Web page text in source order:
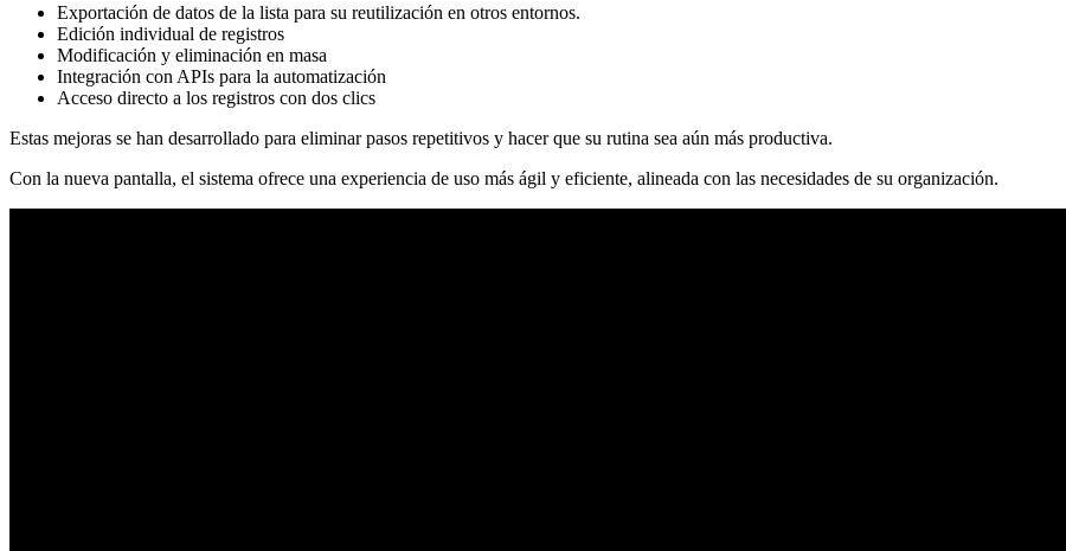
Exportación de datos de la lista para su reutilización en otros entornos.
Edición individual de registros
Modificación y eliminación en masa
Integración con APIs para la automatización
Acceso directo a los registros con dos clics
Estas mejoras se han desarrollado para eliminar pasos repetitivos y hacer que su rutina sea aún más productiva.
Con la nueva pantalla, el sistema ofrece una experiencia de uso más ágil y eficiente, alineada con las necesidades de su organización.